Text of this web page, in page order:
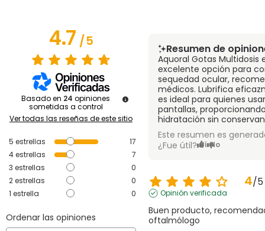
4.7/5
Basado en 24 opiniones
sometidas a control
Ver todas las reseñas de este sitio
5 estrellas
17
4estrellas
7
3 estrellas
0
2estrellas
0
1 estrella 0
Ordenar las opiniones
Resumen de
Aquoral Gotas Multidosis
excelente opción para
sequedad ocular,
médicos. Lubrifica
es ideal para quienes
pantallas,
hidratación sin
Este resumen es
¿Fue útil? Sí No
4/5
Opinión verificada
Buen producto,
oftalmólogo